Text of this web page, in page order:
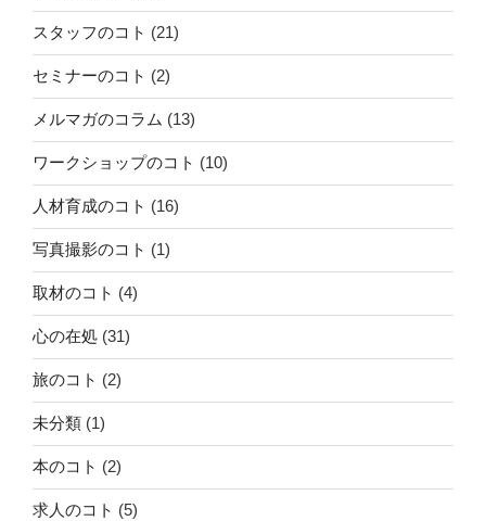
スタッフのコト (21)
セミナーのコト (2)
メルマガのコラム (13)
ワークショップのコト (10)
人材育成のコト (16)
写真撮影のコト (1)
取材のコト (4)
心の在処 (31)
旅のコト (2)
未分類 (1)
本のコト (2)
求人のコト (5)